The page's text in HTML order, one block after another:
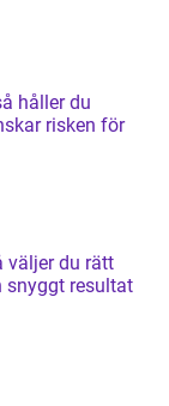
risken för
snyggt resultat